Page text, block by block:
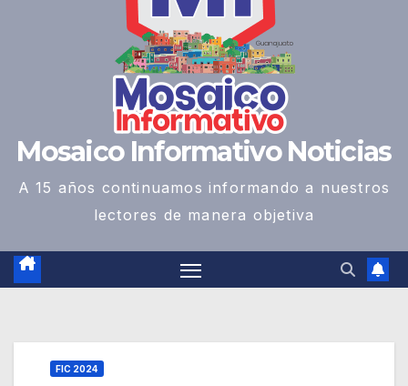
Mosaico Informativo Noticias
A 15 años continuamos informando a nuestros
lectores de manera objetiva
FIC 2024